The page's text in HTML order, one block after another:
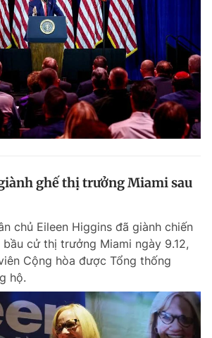
ghế thị trưởng Miami sau
chủ Eileen Higgins đã giành chiến
cử thị trưởng Miami ngày 9.12,
Cộng hòa được Tổng thống
hộ.